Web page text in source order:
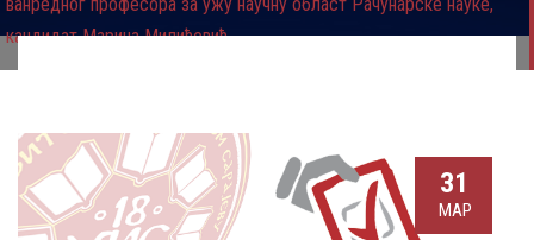
кандидат Марина Милићевић
31
МАР